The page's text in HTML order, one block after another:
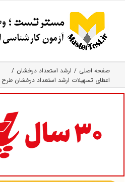
content
صفحه اصلی
ارشد استعداد درخشان
اعطای تسهیلات ارشد استعداد درخشان طرح راد